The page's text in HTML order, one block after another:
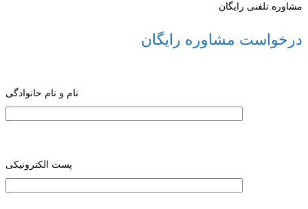
مشاوره تلفنی رایگان
درخواست مشاوره رایگان
نام و نام خانوادگی
پست الکترونیکی